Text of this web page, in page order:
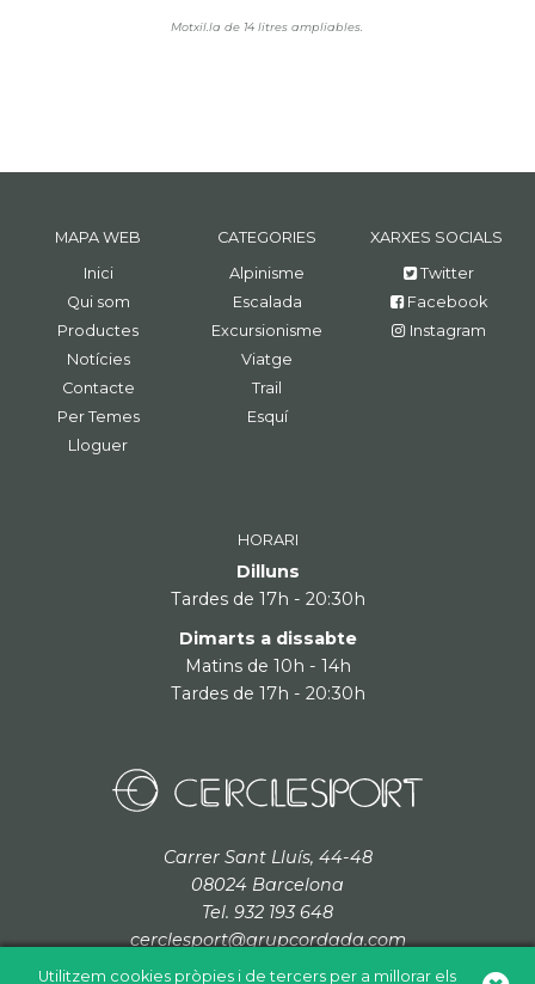
Utilitzem cookies pròpies i de tercers per a millorar els
Motxil.la de 14 litres ampliables.
MAPA WEB
Inici
Qui som
Productes
Notícies
Contacte
Per Temes
Lloguer
CATEGORIES
Alpinisme
Escalada
Excursionisme
Viatge
Trail
Esquí
XARXES SOCIALS
Twitter
Facebook
Instagram
HORARI
Dilluns
Tardes de 17h - 20:30h
Dimarts a dissabte
Matins de 10h - 14h
Tardes de 17h - 20:30h
Carrer Sant Lluís, 44-48
08024 Barcelona
Tel. 932 193 648
cerclesport@grupcordada.com